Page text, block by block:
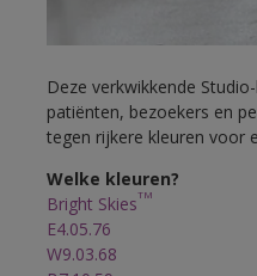
Deze verkwikkende
patiënten, bezoekers en
tegen rijkere kleuren voor
Welke kleuren?
Bright SkiesTM
E4.05.76
W9.03.68